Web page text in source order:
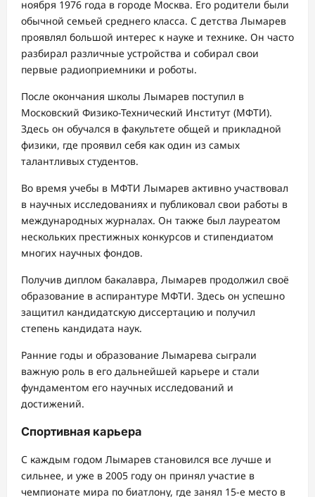
ноября 1976 года в городе Москва. Его родители были
обычной семьей среднего класса. С детства Лымарев
проявлял большой интерес к науке и технике. Он часто
разбирал различные устройства и собирал свои
первые радиоприемники и роботы.
После окончания школы Лымарев поступил в
Московский Физико-Технический Институт (МФТИ).
Здесь он обучался в факультете общей и прикладной
физики, где проявил себя как один из самых
талантливых студентов.
Во время учебы в МФТИ Лымарев активно участвовал
в научных исследованиях и публиковал свои работы в
международных журналах. Он также был лауреатом
нескольких престижных конкурсов и стипендиатом
многих научных фондов.
Получив диплом бакалавра, Лымарев продолжил своё
образование в аспирантуре МФТИ. Здесь он успешно
защитил кандидатскую диссертацию и получил
степень кандидата наук.
Ранние годы и образование Лымарева сыграли
важную роль в его дальнейшей карьере и стали
фундаментом его научных исследований и
достижений.
Спортивная карьера
С каждым годом Лымарев становился все лучше и
сильнее, и уже в 2005 году он принял участие в
чемпионате мира по биатлону, где занял 15-е место в